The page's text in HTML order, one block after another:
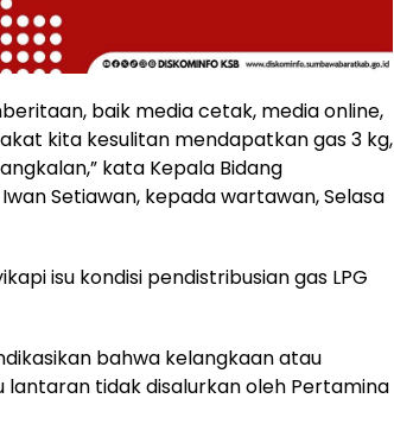
baik media cetak, media online,
kita kesulitan mendapatkan gas 3 kg,
kata Kepala Bidang
Setiawan, kepada wartawan, Selasa
isu kondisi pendistribusian gas LPG
bahwa kelangkaan atau
tidak disalurkan oleh Pertamina